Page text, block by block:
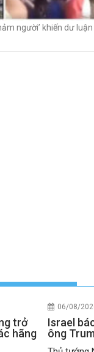
người’ khiến dư
trở
hãng
06/08/
Israel
ông